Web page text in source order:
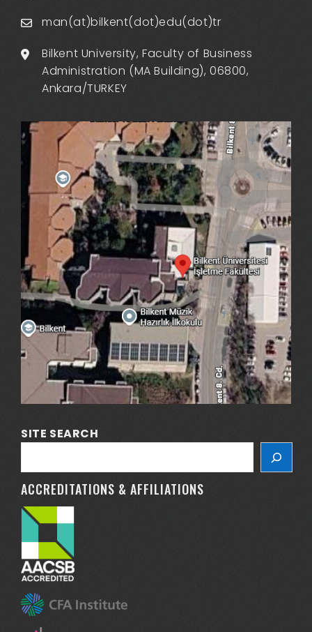
man(at)bilkent(dot)edu(dot)tr
Bilkent University, Faculty of Business
Administration (MA Building), 06800,
Ankara/TURKEY
SITE SEARCH
ACCREDITATIONS & AFFILIATIONS